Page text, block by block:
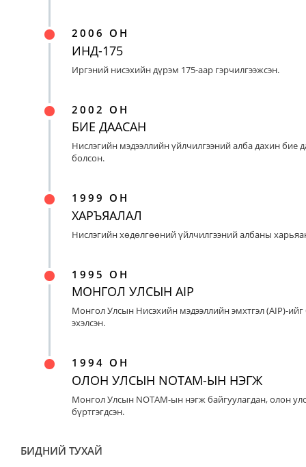
2006 ОН
ИНД-175
Иргэний нисэхийн дүрэм 175-аар гэрчилгээжсэн.
2002 ОН
БИЕ ДААСАН
Нислэгийн мэдээллийн үйлчилгээний алба дахин бие
болсон.
1999 ОН
ХАРЪЯАЛАЛ
Нислэгийн хөдөлгөөний үйлчилгээний албаны
1995 ОН
МОНГОЛ УЛСЫН AIP
Монгол Улсын Нисэхийн мэдээллийн эмхтгэл (AIP)-
эхэлсэн.
1994 ОН
ОЛОН УЛСЫН NOTAM-ЫН НЭГЖ
Монгол Улсын NOTAM-ын нэгж байгуулагдан, олон
бүртгэгдсэн.
БИДНИЙ ТУХАЙ